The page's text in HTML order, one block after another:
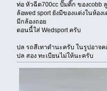
ท่อ หัวฉีด700cc ปั๊มติ๊ก ของcobb
ล้อwed sport ยังมีของแต่งในห้องเ
มีกล้องถอย
ตอนนี้ใส่ Wedsport ครับ
ปล รถสีเทาดำนะครับ ในรูปอาจ
ปล สอง ทะเบียนไม่ให้นะครับ